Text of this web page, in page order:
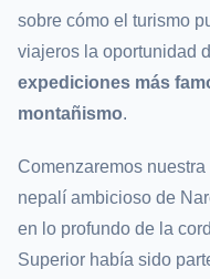
sobre cómo el turismo
viajeros la oportunidad
expediciones más
montañismo.
Comenzaremos
nepalí ambicioso de
en lo profundo de la
Superior había sido